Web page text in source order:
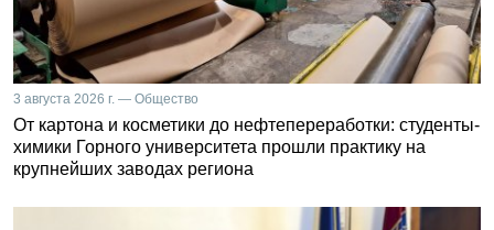
3 августа 2026 г. — Общество
От картона и косметики до нефтепереработки: студенты-
химики Горного университета прошли практику на
крупнейших заводах региона